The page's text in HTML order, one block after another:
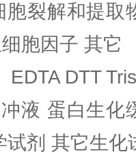
胞裂解和提取
胞因子 其它
EDTA DTT
液 蛋白生化
试剂 其它生化